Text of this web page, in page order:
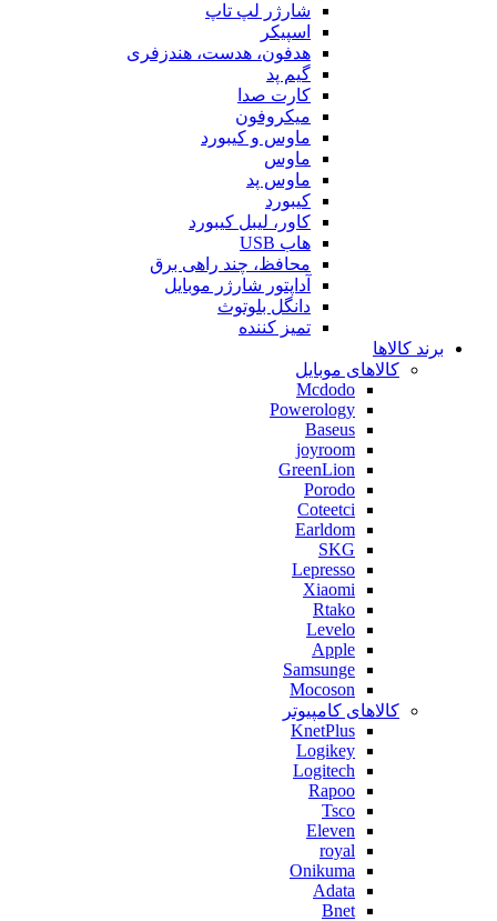
شارژر لپ تاپ
اسپیکر
هدفون، هدست، هندزفری
گیم پد
کارت صدا
میکروفون
ماوس و کیبورد
ماوس
ماوس پد
کیبورد
کاور، لیبل کیبورد
هاب USB
محافظ، چند راهی برق
آداپتور شارژر موبایل
دانگل بلوتوث
تمیز کننده
برند کالاها
کالاهای موبایل
Mcdodo
Powerology
Baseus
joyroom
GreenLion
Porodo
Coteetci
Earldom
SKG
Lepresso
Xiaomi
Rtako
Levelo
Apple
Samsunge
Mocoson
کالاهای کامپیوتر
KnetPlus
Logikey
Logitech
Rapoo
Tsco
Eleven
royal
Onikuma
Adata
Bnet